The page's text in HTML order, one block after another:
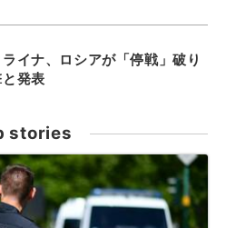
ライナ、ロシアが「停戦」破り
発表
stories